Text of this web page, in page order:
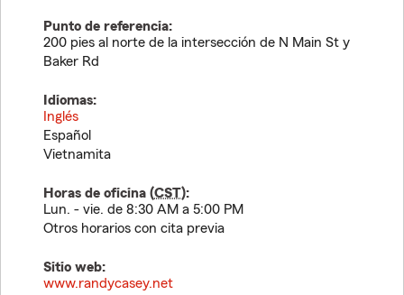
Punto de referencia:
200 pies al norte de la intersección de N Main St y
Baker Rd
Idiomas:
Inglés
Español
Vietnamita
Horas de oficina (CST):
Lun. - vie. de 8:30 AM a 5:00 PM
Otros horarios con cita previa
Sitio web:
www.randycasey.net